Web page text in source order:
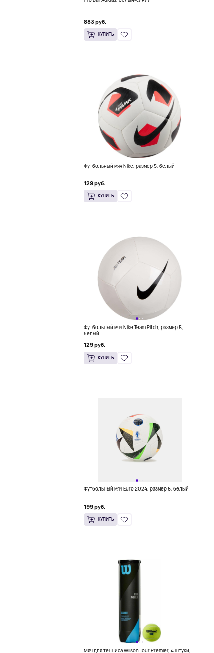
883 руб.
КУПИТЬ
Футбольный мяч Nike, размер 5, белый
129 руб.
КУПИТЬ
Футбольный мяч Nike Team Pitch, размер 5,
белый
129 руб.
КУПИТЬ
Футбольный мяч Euro 2024, размер 5, белый
199 руб.
КУПИТЬ
Мяч для тенниса Wilson Tour Premier, 4 штуки,